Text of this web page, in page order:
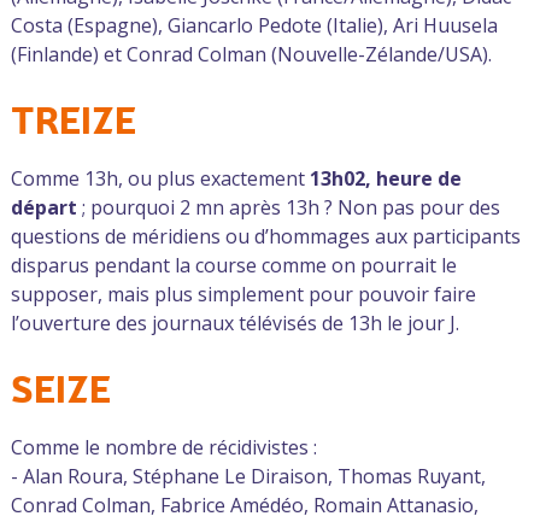
Costa (Espagne), Giancarlo Pedote (Italie), Ari Huusela
(Finlande) et Conrad Colman (Nouvelle-Zélande/USA).
TREIZE
Comme 13h, ou plus exactement13h02, heure de
départ ; pourquoi 2 mn après 13h ? Non pas pour des
questions de méridiens ou d’hommages aux participants
disparus pendant la course comme on pourrait le
supposer, mais plus simplement pour pouvoir faire
l’ouverture des journaux télévisés de 13h le jour J.
SEIZE
Comme le nombre de récidivistes :
- Alan Roura, Stéphane Le Diraison, Thomas Ruyant,
Conrad Colman, Fabrice Amédéo, Romain Attanasio,